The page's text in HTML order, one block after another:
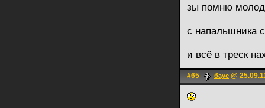
зы помню
с напальшника
и всё в треск
#65 баус @